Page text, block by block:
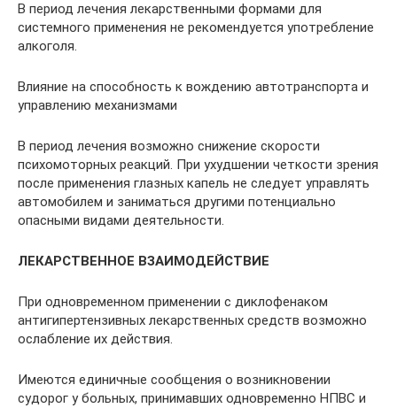
В период лечения лекарственными формами для
системного применения не рекомендуется употребление
алкоголя.
Влияние на способность к вождению автотранспорта и
управлению механизмами
В период лечения возможно снижение скорости
психомоторных реакций. При ухудшении четкости зрения
после применения глазных капель не следует управлять
автомобилем и заниматься другими потенциально
опасными видами деятельности.
ЛЕКАРСТВЕННОЕ ВЗАИМОДЕЙСТВИЕ
При одновременном применении с диклофенаком
антигипертензивных лекарственных средств возможно
ослабление их действия.
Имеются единичные сообщения о возникновении
судорог у больных, принимавших одновременно НПВС и